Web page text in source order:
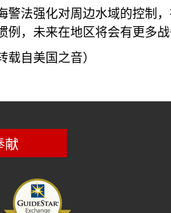
警法强化对周边水域的控制
例，未来在地区将会有更多战
载自美国之音）
献